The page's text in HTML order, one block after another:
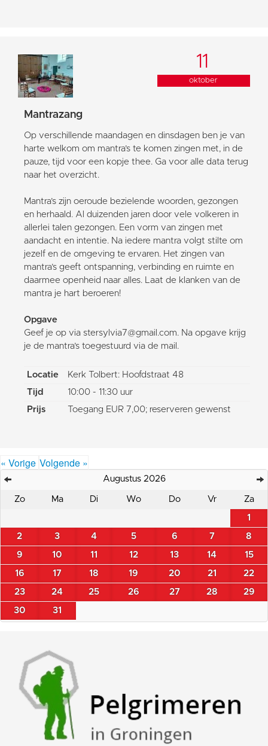
11
oktober
Mantrazang
Op verschillende maandagen en dinsdagen ben je van
harte welkom om mantra’s te komen zingen met, in de
pauze, tijd voor een kopje thee. Ga voor alle data terug
naar het overzicht.
Mantra’s zijn oeroude bezielende woorden, gezongen
en herhaald. Al duizenden jaren door vele volkeren in
allerlei talen gezongen. Een vorm van zingen met
aandacht en intentie. Na iedere mantra volgt stilte om
jezelf en de omgeving te ervaren. Het zingen van
mantra’s geeft ontspanning, verbinding en ruimte en
daarmee openheid naar alles. Laat de klanken van de
mantra je hart beroeren!
Opgave
Geef je op via stersylvia7@gmail.com. Na opgave krijg
je de mantra’s toegestuurd via de mail.
Locatie
Kerk Tolbert: Hoofdstraat 48
Tijd
10:00 - 11:30 uur
Prijs
Toegang EUR 7,00; reserveren gewenst
« Vorige Volgende »
Augustus 2026
Zo Ma Di Wo Do Vr Za
1
2 3 4 5 6 7 8
9 10 11 12 13 14 15
16 17 18 19 20 21 22
23 24 25 26 27 28 29
30 31